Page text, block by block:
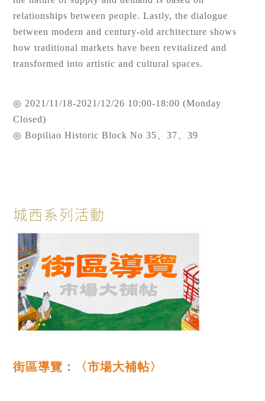
relationships between people. Lastly, the dialogue
between modern and century-old architecture shows
how traditional markets have been revitalized and
transformed into artistic and cultural spaces.
◎ 2021/11/18-2021/12/26 10:00-18:00 (Monday
Closed)
◎ Bopiliao Historic Block No 35、37、39
城西系列活動
街區導覽：〈市場大補帖〉